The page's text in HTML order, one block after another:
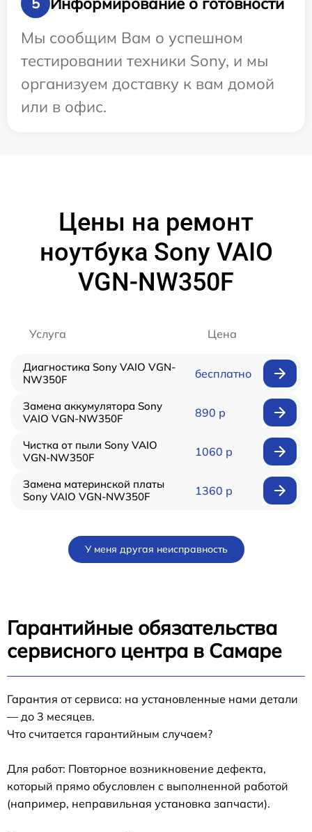
Мы сообщим Вам о успешном
тестировании техники Sony, и мы
организуем доставку к вам домой
или в офис.
Цены на ремонт
ноутбука Sony VAIO
VGN-NW350F
Услуга Цена
Диагностика Sony VAIO VGN-
NW350F
бесплатно
Замена аккумулятора Sony
VAIO VGN-NW350F
890 р
Чистка от пыли Sony VAIO
VGN-NW350F
1060 р
Замена материнской платы
Sony VAIO VGN-NW350F
1360 р
У меня другая неисправность
Гарантийные обязательства
сервисного центра в Самаре
Гарантия от сервиса: на установленные нами детали
— до 3 месяцев.
Что считается гарантийным случаем?
Для работ: Повторное возникновение дефекта,
который прямо обусловлен с выполненной работой
(например, неправильная установка запчасти).